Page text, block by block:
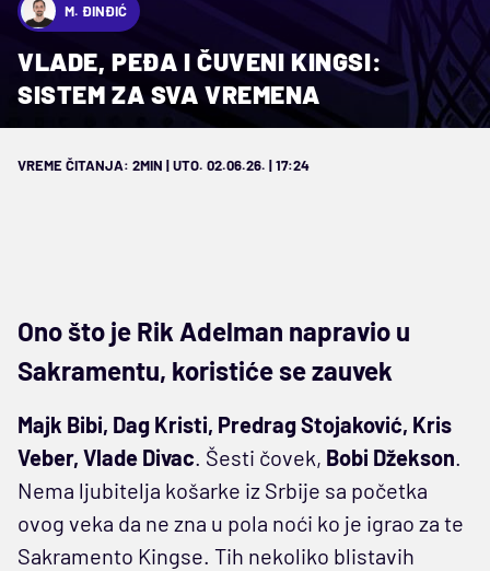
M. ĐINĐIĆ
VLADE, PEĐA I ČUVENI KINGSI:
SISTEM ZA SVA VREMENA
VREME ČITANJA: 2MIN | UTO. 02.06.26. | 17:24
Ono što je Rik Adelman napravio u
Sakramentu, koristiće se zauvek
Majk Bibi, Dag Kristi, Predrag Stojaković, Kris
Veber, Vlade Divac. Šesti čovek, Bobi Džekson.
Nema ljubitelja košarke iz Srbije sa početka
ovog veka da ne zna u pola noći ko je igrao za te
Sakramento Kingse. Tih nekoliko blistavih